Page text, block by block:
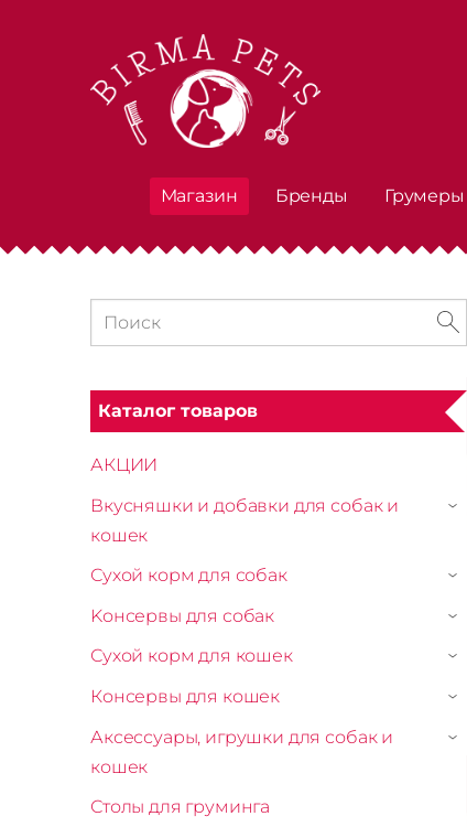
Магазин Бренды Грумеры
Каталог товаров
АКЦИИ
Вкусняшки и добавки для собак и
кошек
›
Сухой корм для собак ›
Kонсервы для собак ›
Сухой корм для кошек ›
Консервы для кошек ›
Аксессуары, игрушки для собак и
кошек
›
Столы для груминга